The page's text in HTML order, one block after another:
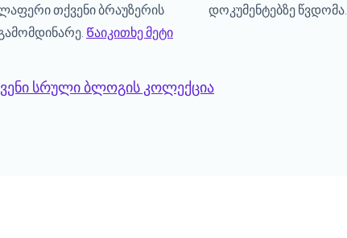
თქვენი ბრაუზერის
Წაიკითხე მეტი
დოკუმენტებზე წვდომა.
სრული ბლოგის კოლექცია